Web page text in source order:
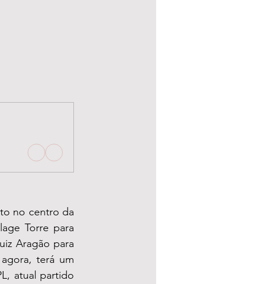
no centro da
Torre para
Aragão para
terá um
atual partido